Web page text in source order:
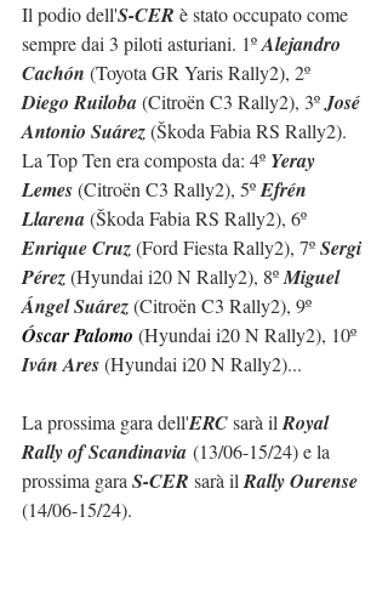
Il podio dell'S-CER è stato occupato come
sempre dai 3 piloti asturiani. 1º Alejandro
Cachón (Toyota GR Yaris Rally2), 2º
Diego Ruiloba (Citroën C3 Rally2), 3º José
Antonio Suárez (Škoda Fabia RS Rally2).
La Top Ten era composta da: 4º Yeray
Lemes (Citroën C3 Rally2), 5º Efrén
Llarena (Škoda Fabia RS Rally2), 6º
Enrique Cruz (Ford Fiesta Rally2), 7º Sergi
Pérez (Hyundai i20 N Rally2), 8º Miguel
Ángel Suárez (Citroën C3 Rally2), 9º
Óscar Palomo (Hyundai i20 N Rally2), 10º
Iván Ares (Hyundai i20 N Rally2)...
La prossima gara dell'ERC sarà il Royal
Rally of Scandinavia (13/06-15/24) e la
prossima gara S-CER sarà il Rally Ourense
(14/06-15/24).